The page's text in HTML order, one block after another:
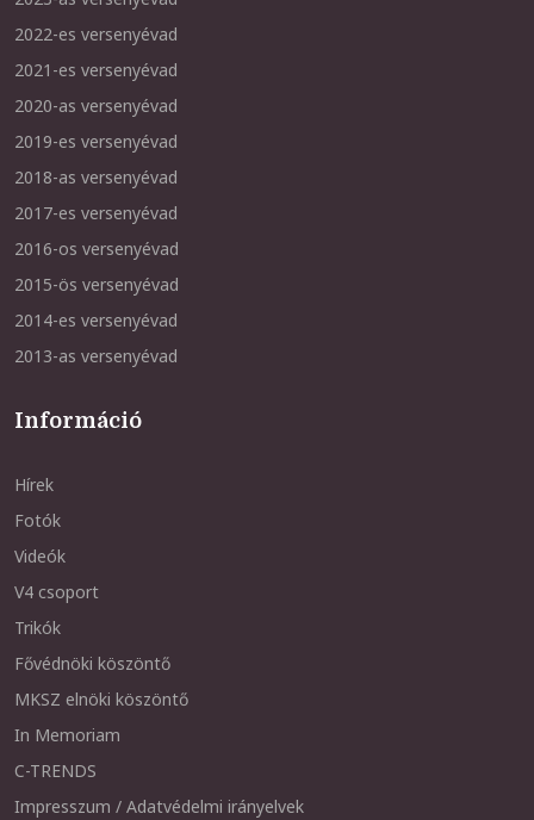
2022-es versenyévad
2021-es versenyévad
2020-as versenyévad
2019-es versenyévad
2018-as versenyévad
2017-es versenyévad
2016-os versenyévad
2015-ös versenyévad
2014-es versenyévad
2013-as versenyévad
Információ
Hírek
Fotók
Videók
V4 csoport
Trikók
Fővédnöki köszöntő
MKSZ elnöki köszöntő
In Memoriam
C-TRENDS
Impresszum / Adatvédelmi irányelvek